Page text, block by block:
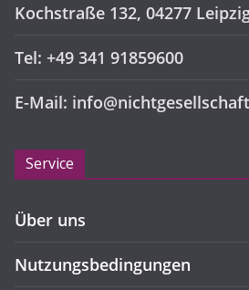
Kochstraße 132, 04277
Tel: +49 341 91859600
E-Mail:
Service
Über uns
Nutzungsbedingungen